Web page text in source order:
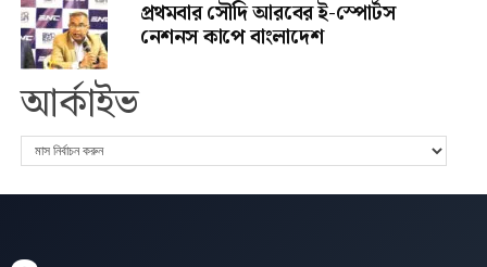
প্রথমবার সৌদি আরবের ই-স্পোর্টস
নেশনস কাপে বাংলাদেশ
আর্কাইভ